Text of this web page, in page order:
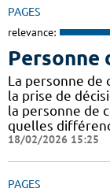
PAGES
relevance:
Personne
La personne de
la prise de
la personne de
quelles
18/02/2026 15:25
PAGES